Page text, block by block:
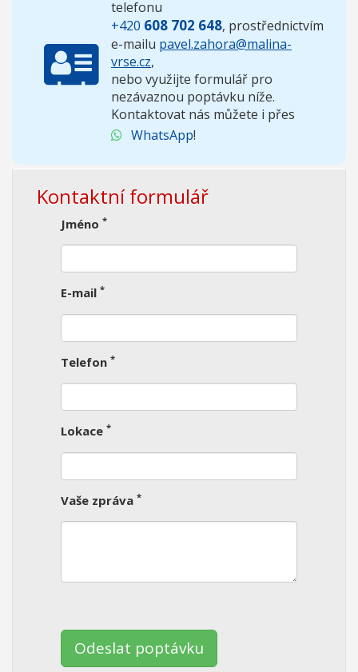
telefonu
+420 608 702 648, prostřednictvím
e-mailu pavel.zahora@malina-
vrse.cz,
nebo využijte formulář pro
nezávaznou poptávku níže.
Kontaktovat nás můžete i přes
WhatsApp!
Kontaktní formulář
Jméno *
E-mail *
Telefon *
Lokace *
Vaše zpráva *
pole
prázdné.